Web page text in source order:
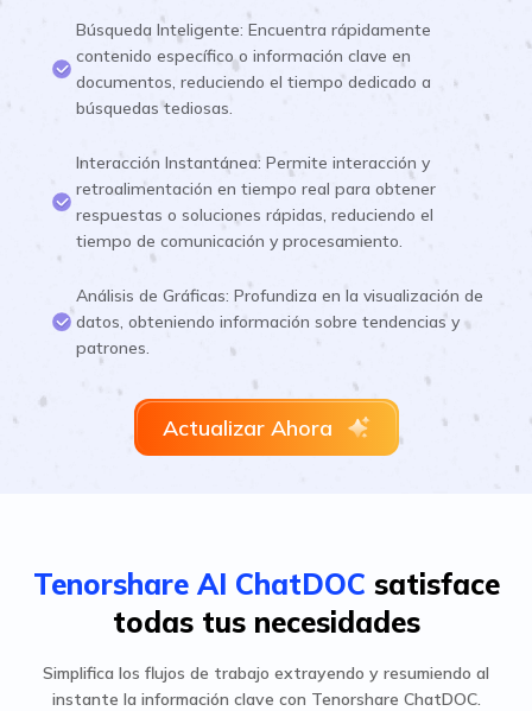
Búsqueda Inteligente: Encuentra rápidamente
contenido específico o información clave en
documentos, reduciendo el tiempo dedicado a
búsquedas tediosas.
Interacción Instantánea: Permite interacción y
retroalimentación en tiempo real para obtener
respuestas o soluciones rápidas, reduciendo el
tiempo de comunicación y procesamiento.
Análisis de Gráficas: Profundiza en la visualización de
datos, obteniendo información sobre tendencias y
patrones.
Actualizar Ahora
Tenorshare AI ChatDOC satisface
todas tus necesidades
Simplifica los flujos de trabajo extrayendo y resumiendo al
instante la información clave con Tenorshare ChatDOC.